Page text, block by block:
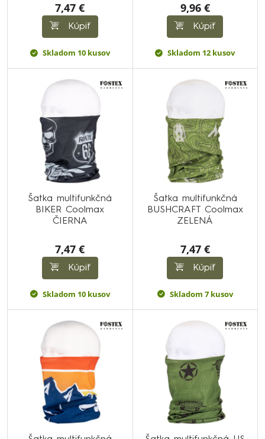
7,47 €
Kúpiť
Skladom 10 kusov
9,96 €
Kúpiť
Skladom 12 kusov
Šatka multifunkčná
BIKER Coolmax
ČIERNA
7,47 €
Kúpiť
Skladom 10 kusov
Šatka multifunkčná
BUSHCRAFT Coolmax
ZELENÁ
7,47 €
Kúpiť
Skladom 7 kusov